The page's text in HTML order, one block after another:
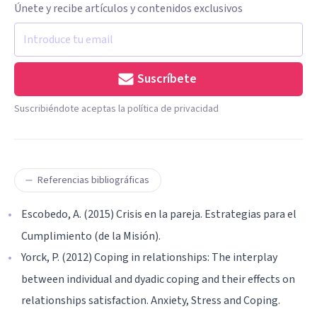
Únete y recibe artículos y contenidos exclusivos
Suscríbete
Suscribiéndote aceptas la política de privacidad
Referencias bibliográficas
Escobedo, A. (2015) Crisis en la pareja. Estrategias para el
Cumplimiento (de la Misión).
Yorck, P. (2012) Coping in relationships: The interplay
between individual and dyadic coping and their effects on
relationships satisfaction. Anxiety, Stress and Coping.